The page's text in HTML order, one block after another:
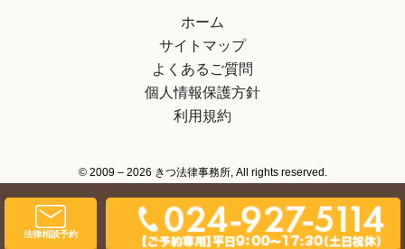
法律相談予約
ホーム
サイトマップ
よくあるご質問
個人情報保護方針
利用規約
© 2009 – 2026 きつ法律事務所, All rights reserved.